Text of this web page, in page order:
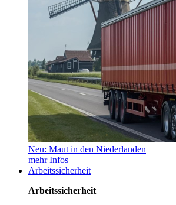
Neu: Maut in den Niederlanden
mehr Infos
Arbeitssicherheit
Arbeitssicherheit